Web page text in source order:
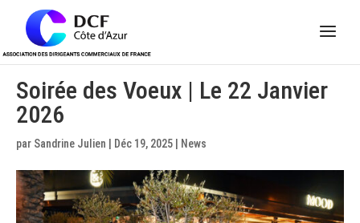
Soirée des Voeux | Le 22 Janvier
2026
par Sandrine Julien Déc 19, 2025 News
Panneau de gestion des cookies